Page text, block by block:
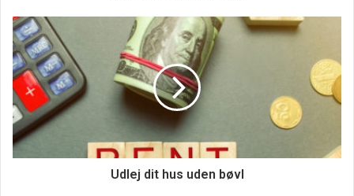
Udlej dit hus uden bøvl